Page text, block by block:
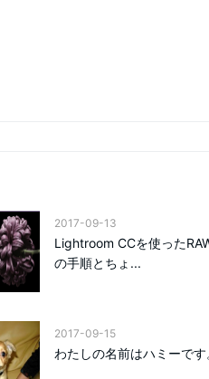
2017-09-13
Lightroom CCを使った
の手順とちょ...
2017-09-15
わたしの名前はハミーです